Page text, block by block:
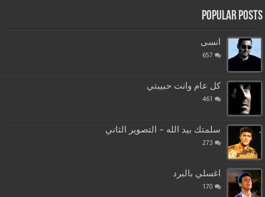
Popular Posts
انسى
657
كل عام وانت حبيبتي
461
سلمتك بيد الله – التصوير الثاني
273
اغسلي بالبرد
170